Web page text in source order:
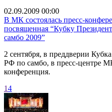
02.09.2009 00:00
В МК состоялась пресс-
посвященная “Кубку
самбо 2009”
2 сентября, в преддверии
РФ по самбо, в пресс-центре
конференция.
14